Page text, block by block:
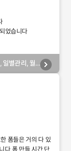
었습니다
일별관리, 월
폼들은 거의 다 있
다 폼 만들 시간 단